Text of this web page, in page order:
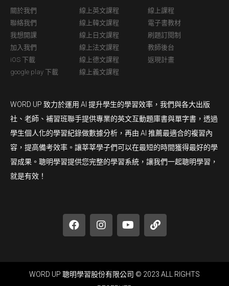
關於我們
聯絡我們
我想開課
加入我們
iOS 下載
google play 下載
線上英文課程
線上韓文課程
線上日文課程
線上法文課程
線上德文課程
線上義文課程
線上課程
電子書教材
刷題訂閱制
教師後台
返現計畫
WORD UP 致力於運用 AI 提升學生的學習效率，我們與各大出版
社、老師、補習班聯手提供專業的英文互動題庫書與單字書，透過
學生個人化的學習紀錄做數據分析，再由 AI 推薦最適合的複習內
容，提高備考效率。讓莘莘學子們可以在最短的時間獲得最好的學
習成果。聰明學習提供您完整的學習系統，讓我們一起聰明學習，
就是有效！
WORD UP 聰明學習股份有限公司 © 2023 ALL RIGHTS